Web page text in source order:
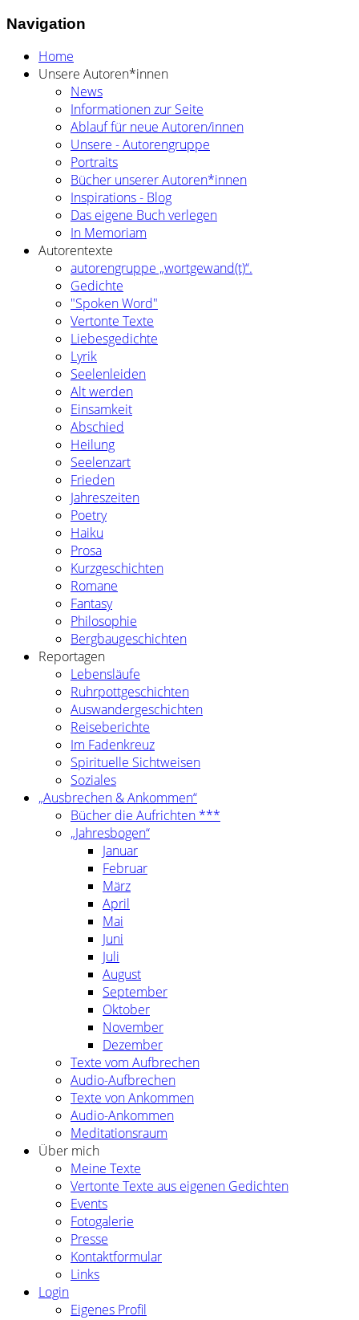
Navigation
Home
Unsere Autoren*innen
News
Informationen zur Seite
Ablauf für neue Autoren/innen
Unsere - Autorengruppe
Portraits
Bücher unserer Autoren*innen
Inspirations - Blog
Das eigene Buch verlegen
In Memoriam
Autorentexte
autorengruppe „wortgewand(t)“.
Gedichte
"Spoken Word"
Vertonte Texte
Liebesgedichte
Lyrik
Seelenleiden
Alt werden
Einsamkeit
Abschied
Heilung
Seelenzart
Frieden
Jahreszeiten
Poetry
Haiku
Prosa
Kurzgeschichten
Romane
Fantasy
Philosophie
Bergbaugeschichten
Reportagen
Lebensläufe
Ruhrpottgeschichten
Auswandergeschichten
Reiseberichte
Im Fadenkreuz
Spirituelle Sichtweisen
Soziales
„Ausbrechen & Ankommen“
Bücher die Aufrichten ***
„Jahresbogen“
Januar
Februar
März
April
Mai
Juni
Juli
August
September
Oktober
November
Dezember
Texte vom Aufbrechen
Audio-Aufbrechen
Texte von Ankommen
Audio-Ankommen
Meditationsraum
Über mich
Meine Texte
Vertonte Texte aus eigenen Gedichten
Events
Fotogalerie
Presse
Kontaktformular
Links
Login
Eigenes Profil